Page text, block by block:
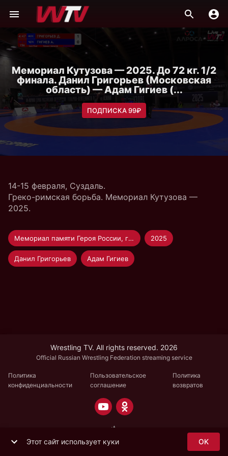
Мемориал Кутузова — 2025. До 72 кг. 1/2
финала. Данил Григорьев (Московская
область) — Адам Гигиев (...
ПОДПИСКА 99₽
14-15 февраля, Суздаль.
Греко-римская борьба. Мемориал Кутузова —
2025.
Мемориал памяти Героя России, генерал-лейтенанта Р.В. Кутузова по греко-римской борьбе среди мужчин 2025
Данил Григорьев Адам Гигиев
Wrestling TV. All rights reserved. 2026
Official Russian Wrestling Federation streaming service
Политика
конфиденциальности
Пользовательское
соглашение
Политика
возвратов
Этот сайт использует куки OK